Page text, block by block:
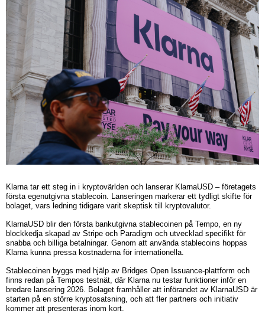
Klarna tar ett steg in i kryptovärlden och lanserar KlarnaUSD – företagets
första egenutgivna stablecoin. Lanseringen markerar ett tydligt skifte för
bolaget, vars ledning tidigare varit skeptisk till kryptovalutor.
KlarnaUSD blir den första bankutgivna stablecoinen på Tempo, en ny
blockkedja skapad av Stripe och Paradigm och utvecklad specifikt för
snabba och billiga betalningar. Genom att använda stablecoins hoppas
Klarna kunna pressa kostnaderna för internationella.
Stablecoinen byggs med hjälp av Bridges Open Issuance-plattform och
finns redan på Tempos testnät, där Klarna nu testar funktioner inför en
bredare lansering 2026. Bolaget framhåller att införandet av KlarnaUSD är
starten på en större kryptosatsning, och att fler partners och initiativ
kommer att presenteras inom kort.